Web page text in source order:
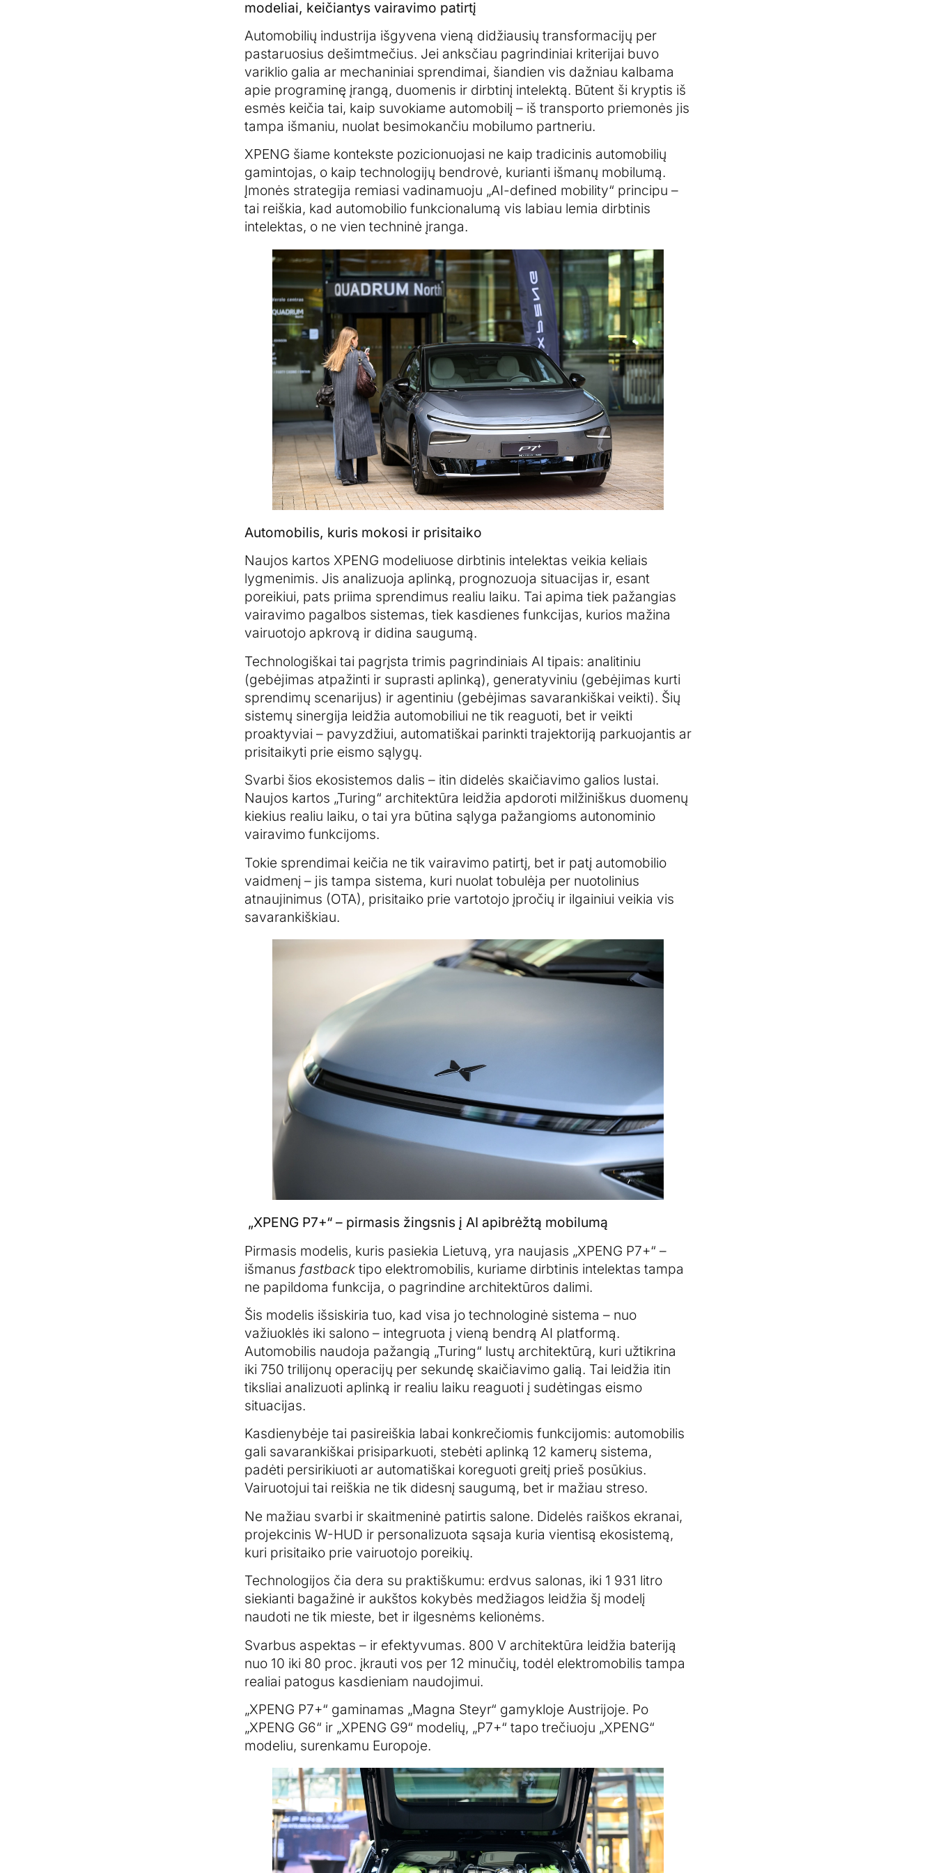
modeliai, keičiantys vairavimo patirtį
Automobilių industrija išgyvena vieną didžiausių transformacijų per
pastaruosius dešimtmečius. Jei anksčiau pagrindiniai kriterijai buvo
variklio galia ar mechaniniai sprendimai, šiandien vis dažniau kalbama
apie programinę įrangą, duomenis ir dirbtinį intelektą. Būtent ši kryptis iš
esmės keičia tai, kaip suvokiame automobilį – iš transporto priemonės jis
tampa išmaniu, nuolat besimokančiu mobilumo partneriu.
XPENG šiame kontekste pozicionuojasi ne kaip tradicinis automobilių
gamintojas, o kaip technologijų bendrovė, kurianti išmanų mobilumą.
Įmonės strategija remiasi vadinamuoju „AI-defined mobility“ principu –
tai reiškia, kad automobilio funkcionalumą vis labiau lemia dirbtinis
intelektas, o ne vien techninė įranga.
Automobilis, kuris mokosi ir prisitaiko
Naujos kartos XPENG modeliuose dirbtinis intelektas veikia keliais
lygmenimis. Jis analizuoja aplinką, prognozuoja situacijas ir, esant
poreikiui, pats priima sprendimus realiu laiku. Tai apima tiek pažangias
vairavimo pagalbos sistemas, tiek kasdienes funkcijas, kurios mažina
vairuotojo apkrovą ir didina saugumą.
Technologiškai tai pagrįsta trimis pagrindiniais AI tipais: analitiniu
(gebėjimas atpažinti ir suprasti aplinką), generatyviniu (gebėjimas kurti
sprendimų scenarijus) ir agentiniu (gebėjimas savarankiškai veikti). Šių
sistemų sinergija leidžia automobiliui ne tik reaguoti, bet ir veikti
proaktyviai – pavyzdžiui, automatiškai parinkti trajektoriją parkuojantis ar
prisitaikyti prie eismo sąlygų.
Svarbi šios ekosistemos dalis – itin didelės skaičiavimo galios lustai.
Naujos kartos „Turing“ architektūra leidžia apdoroti milžiniškus duomenų
kiekius realiu laiku, o tai yra būtina sąlyga pažangioms autonominio
vairavimo funkcijoms.
Tokie sprendimai keičia ne tik vairavimo patirtį, bet ir patį automobilio
vaidmenį – jis tampa sistema, kuri nuolat tobulėja per nuotolinius
atnaujinimus (OTA), prisitaiko prie vartotojo įpročių ir ilgainiui veikia vis
savarankiškiau.
„XPENG P7+“ – pirmasis žingsnis į AI apibrėžtą mobilumą
Pirmasis modelis, kuris pasiekia Lietuvą, yra naujasis „XPENG P7+“ –
išmanus fastback tipo elektromobilis, kuriame dirbtinis intelektas tampa
ne papildoma funkcija, o pagrindine architektūros dalimi.
Šis modelis išsiskiria tuo, kad visa jo technologinė sistema – nuo
važiuoklės iki salono – integruota į vieną bendrą AI platformą.
Automobilis naudoja pažangią „Turing“ lustų architektūrą, kuri užtikrina
iki 750 trilijonų operacijų per sekundę skaičiavimo galią. Tai leidžia itin
tiksliai analizuoti aplinką ir realiu laiku reaguoti į sudėtingas eismo
situacijas.
Kasdienybėje tai pasireiškia labai konkrečiomis funkcijomis: automobilis
gali savarankiškai prisiparkuoti, stebėti aplinką 12 kamerų sistema,
padėti persirikiuoti ar automatiškai koreguoti greitį prieš posūkius.
Vairuotojui tai reiškia ne tik didesnį saugumą, bet ir mažiau streso.
Ne mažiau svarbi ir skaitmeninė patirtis salone. Didelės raiškos ekranai,
projekcinis W-HUD ir personalizuota sąsaja kuria vientisą ekosistemą,
kuri prisitaiko prie vairuotojo poreikių.
Technologijos čia dera su praktiškumu: erdvus salonas, iki 1 931 litro
siekianti bagažinė ir aukštos kokybės medžiagos leidžia šį modelį
naudoti ne tik mieste, bet ir ilgesnėms kelionėms.
Svarbus aspektas – ir efektyvumas. 800 V architektūra leidžia bateriją
nuo 10 iki 80 proc. įkrauti vos per 12 minučių, todėl elektromobilis tampa
realiai patogus kasdieniam naudojimui.
„XPENG P7+“ gaminamas „Magna Steyr“ gamykloje Austrijoje. Po
„XPENG G6“ ir „XPENG G9“ modelių, „P7+“ tapo trečiuoju „XPENG“
modeliu, surenkamu Europoje.